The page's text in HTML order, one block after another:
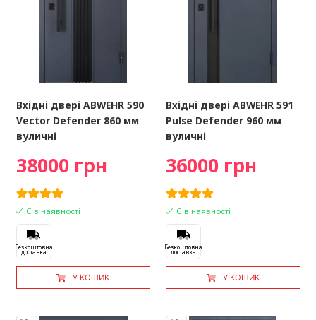
Вхідні двері ABWEHR 590
Vector Defender 860 мм
вуличні
38000 грн
Є в наявності
Безкоштовна
доставка
У КОШИК
Вхідні двері ABWEHR 591
Pulse Defender 960 мм
вуличні
36000 грн
Є в наявності
Безкоштовна
доставка
У КОШИК